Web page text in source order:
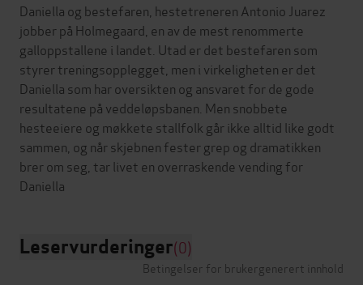
Daniella og bestefaren, hestetreneren Antonio Juarez
jobber på Holmegaard, en av de mest renommerte
galloppstallene i landet. Utad er det bestefaren som
styrer treningsopplegget, men i virkeligheten er det
Daniella som har oversikten og ansvaret for de gode
resultatene på veddeløpsbanen. Men snobbete
hesteeiere og møkkete stallfolk går ikke alltid like godt
sammen, og når skjebnen fester grep og dramatikken
brer om seg, tar livet en overraskende vending for
Leservurderinger(0)
Betingelser for brukergenerert innhold